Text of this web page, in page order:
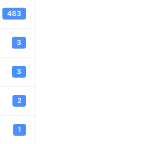
483
3
3
2
1